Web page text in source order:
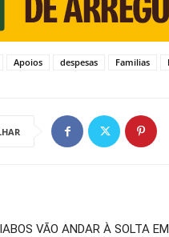
Apoios despesas Familias
VÃO ANDAR À SOLTA